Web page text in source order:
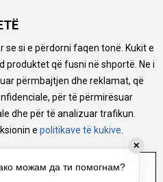
të shpeshta
një përshkrim sa më të saktë
edhe foto e çmimin, por nuk
është i plotë e pa
pjesë e portfolios sonë, por
në gjendje në çdo çast.
se si e përdorni faqen tonë. Kukit e
që fusni në shportë. Ne i
përmbajtjen dhe reklamat, që
për të përmirësuar
dhe për të analizuar trafikun.
e politikave të kukive
PARAMETRAT
✕
можам да ти помогнам?